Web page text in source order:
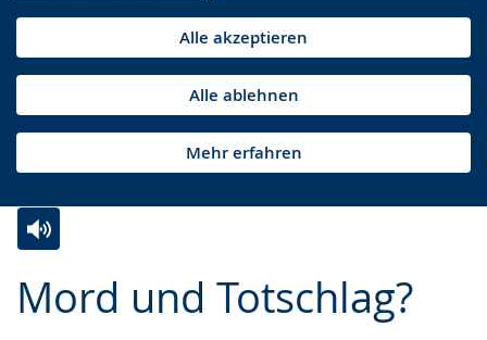
Alle akzeptieren
Alle ablehnen
Mehr erfahren
Mord und Totschlag?
Leichten
Audio-
Video